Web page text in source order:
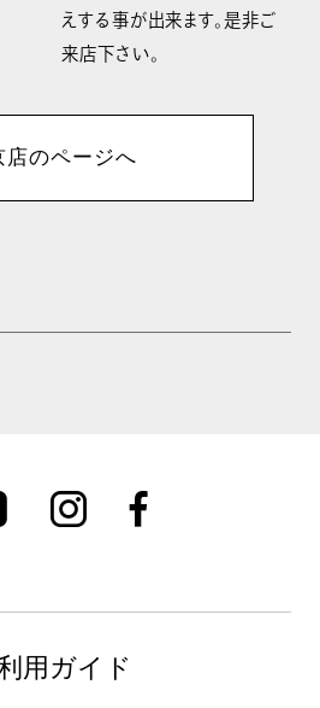
えする事が出来ます。是非ご
来店下さい。
店のページへ
用ガイド